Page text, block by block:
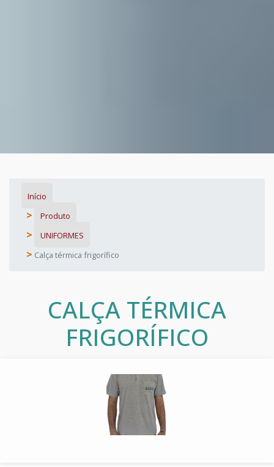
Início
Produto
UNIFORMES
Calça térmica frigorífico
CALÇA TÉRMICA
FRIGORÍFICO